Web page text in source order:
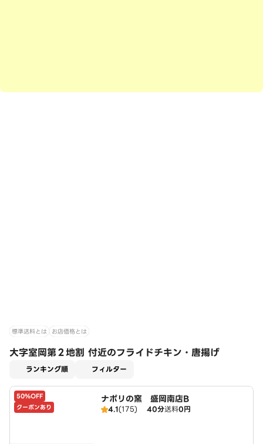
標準送料とは お店価格とは
大字室岡第２地割 付近のフライドチキン・唐揚げ
ランキング順 フィルター
50%OFF
クーポンあり
ナポリの窯 盛岡南店B
4.1(175) 40分送料0円